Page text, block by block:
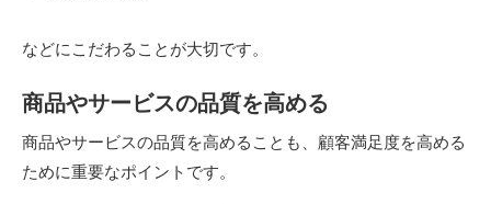
などにこだわることが大切です。
商品やサービスの品質を高める
商品やサービスの品質を高めることも、顧客満足度を高める
ために重要なポイントです。